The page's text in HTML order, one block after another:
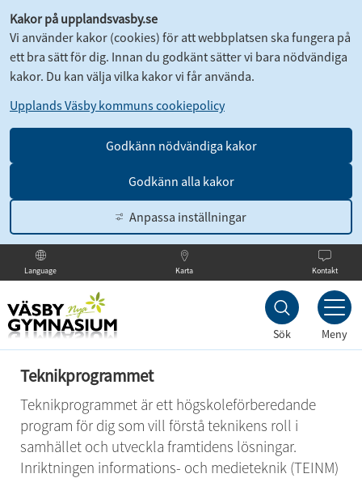
Kakor på upplandsvasby.se
Vi använder kakor (cookies) för att webbplatsen ska fungera på
ett bra sätt för dig. Innan du godkänt sätter vi bara nödvändiga
kakor. Du kan välja vilka kakor vi får använda.
Upplands Väsby kommuns cookiepolicy
Godkänn nödvändiga kakor
Godkänn alla kakor
Anpassa inställningar
Till
innehållet
Language Karta Kontakt
Sök Meny
Teknikprogrammet
Teknikprogrammet är ett högskoleförberedande
program för dig som vill förstå teknikens roll i
samhället och utveckla framtidens lösningar.
Inriktningen informations- och medieteknik (TEINM)